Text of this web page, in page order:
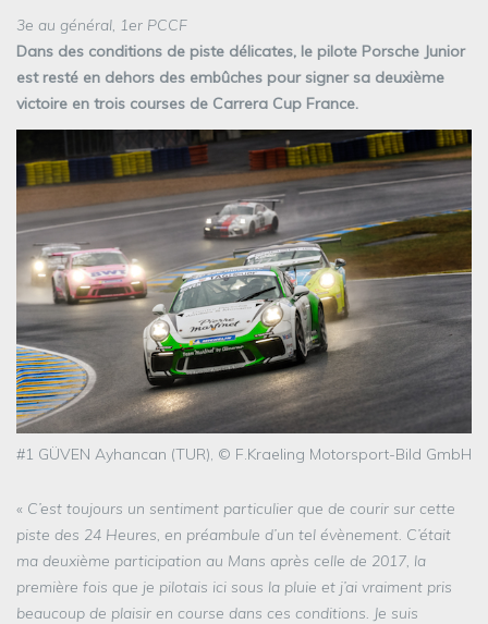
3e au général, 1er PCCF
Dans des conditions de piste délicates, le pilote Porsche Junior
est resté en dehors des embûches pour signer sa deuxième
victoire en trois courses de Carrera Cup France.
#1 GÜVEN Ayhancan (TUR), © F.Kraeling Motorsport-Bild GmbH
« C’est toujours un sentiment particulier que de courir sur cette
piste des 24 Heures, en préambule d’un tel évènement. C’était
ma deuxième participation au Mans après celle de 2017, la
première fois que je pilotais ici sous la pluie et j’ai vraiment pris
beaucoup de plaisir en course dans ces conditions. Je suis